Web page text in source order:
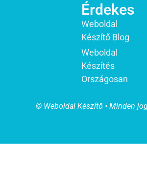
Érdekes
Weboldal
Készítő Blog
Weboldal
Készítés
Országosan
© Weboldal Készítő • Minden